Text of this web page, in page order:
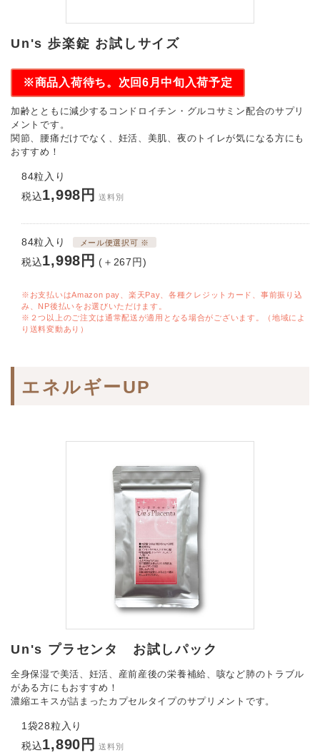
Un's 歩楽錠 お試しサイズ
※商品入荷待ち。次回6月中旬入荷予定
加齢とともに減少するコンドロイチン・グルコサミン配合のサプリ
メントです。
関節、腰痛だけでなく、妊活、美肌、夜のトイレが気になる方にも
おすすめ！
84粒入り
税込1,998円 送料別
84粒入り メール便選択可 ※
税込1,998円 (＋267円)
※お支払いはAmazon pay、楽天Pay、各種クレジットカード、事前振り込
み、NP後払いをお選びいただけます。
※２つ以上のご注文は通常配送が適用となる場合がございます。（地域によ
り送料変動あり）
エネルギーUP
Un's プラセンタ お試しパック
全身保湿で美活、妊活、産前産後の栄養補給、咳など肺のトラブル
がある方にもおすすめ！
濃縮エキスが詰まったカプセルタイプのサプリメントです。
1袋28粒入り
税込1,890円 送料別